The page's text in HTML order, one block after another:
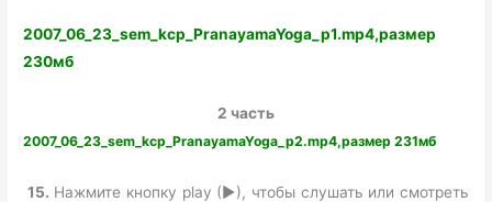
2007_06_23_sem_kcp_PranayamaYoga_p1.mp4,размер
230мб
2 часть
2007_06_23_sem_kcp_PranayamaYoga_p2.mp4,размер 231мб
15. Нажмите кнопку play (►), чтобы слушать или смотреть